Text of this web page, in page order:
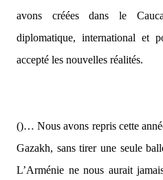
avons créées dans le
diplomatique, international et
accepté les nouvelles réalités.
()… Nous avons repris cette
Gazakh, sans tirer une seule
L’Arménie ne nous aurait